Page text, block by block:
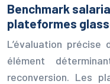
Benchmark
plateformes
L’évaluation précise
élément
reconversion. Les